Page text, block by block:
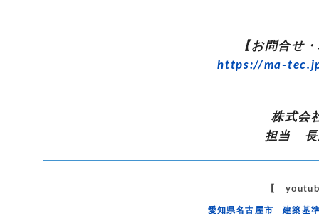
【お問合せ
https://ma-
株式会
担当 長
【
愛知県名古屋市 建築基